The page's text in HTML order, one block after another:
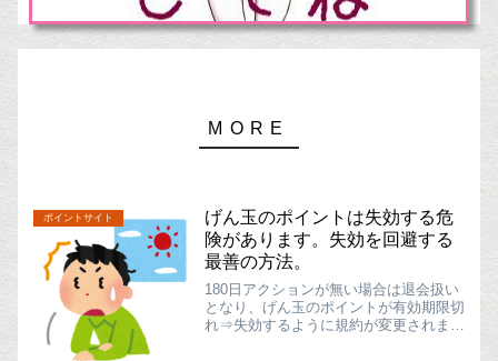
ポイントサイト
げん玉のポイントは失効する危
険があります。失効を回避する
最善の方法。
180日アクションが無い場合は退会扱い
となり、げん玉のポイントが有効期限切
れ⇒失効するように規約が変更されまし